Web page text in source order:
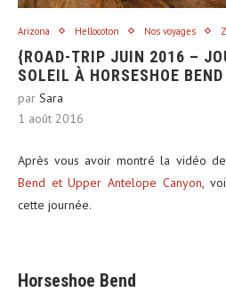
Arizona Hellocoton Nos voyages
{ROAD-TRIP JUIN 2016 –
SOLEIL À HORSESHOE BEND
par Sara
1 août 2016
Après vous avoir montré la vidéo
Bend et Upper Antelope Canyon,
cette journée.
Horseshoe Bend